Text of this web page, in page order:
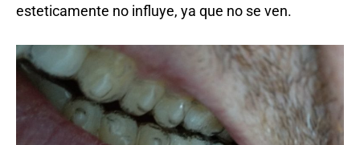
esteticamente no influye, ya que no se ven.